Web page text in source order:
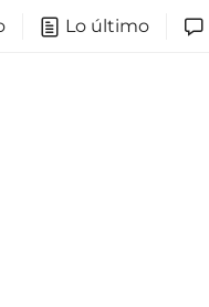
Lo último